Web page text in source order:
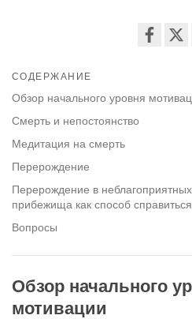
СОДЕРЖАНИЕ
Обзор начального уровня
Смерть и непостоянство
Медитация на смерть
Перерождение
Перерождение в
прибежища как способ
Вопросы
Обзор начального
мотивации